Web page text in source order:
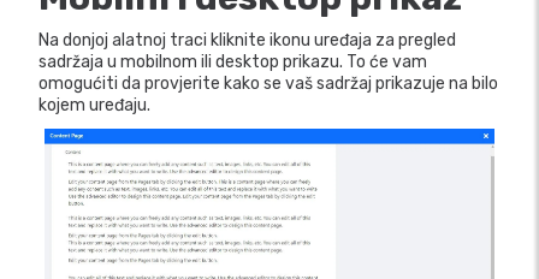
Na donjoj alatnoj traci kliknite ikonu uređaja za pregled
sadržaja u mobilnom ili desktop prikazu. To će vam
omogućiti da provjerite kako se vaš sadržaj prikazuje na bilo
kojem uređaju.